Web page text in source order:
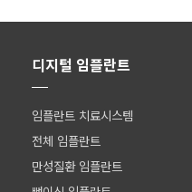
디지털 임플란트
임플란트 치료시스템
전체 임플란트
만성질환 임플란트